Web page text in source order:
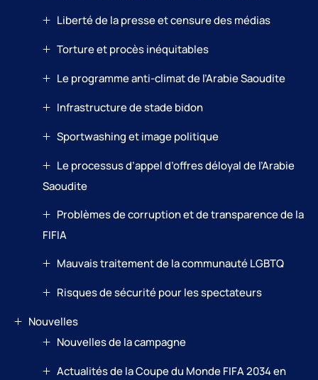
Liberté de la presse et censure des médias
Torture et procès inéquitables
Le programme anti-climat de l’Arabie Saoudite
Infrastructure de stade bidon
Sportwashing et image politique
Le processus d’appel d’offres déloyal de l’Arabie
Saoudite
Problèmes de corruption et de transparence de la
FIFIA
Mauvais traitement de la communauté LGBTQ
Risques de sécurité pour les spectateurs
Nouvelles
Nouvelles de la campagne
Actualités de la Coupe du Monde FIFA 2034 en